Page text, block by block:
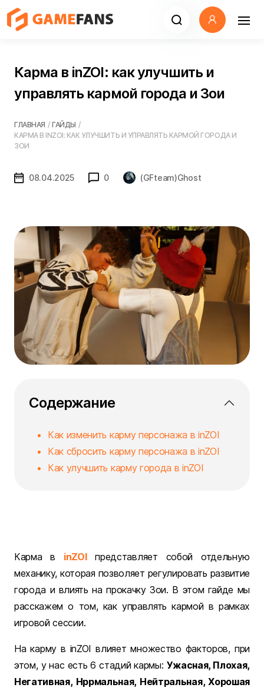
Карма в inZOI: как улучшить и
управлять кармой города и Зои
ГЛАВНАЯ / ГАЙДЫ /
КАРМА В INZOI: КАК УЛУЧШИТЬ И УПРАВЛЯТЬ КАРМОЙ ГОРОДА И
ЗОИ
08.04.2025 0 (GFteam)Ghost
Содержание
Как изменить карму персонажа в inZOI
Как сбросить карму персонажа в inZOI
Как улучшить карму города в inZOI
Карма в inZOIпредставляет собой отдельную
механику, которая позволяет регулировать развитие
города и влиять на прокачку Зои. В этом гайде мы
расскажем о том, как управлять кармой в рамках
игровой сессии.
На карму в inZOI влияет множество факторов, при
этом, у нас есть 6 стадий кармы: Ужасная, Плохая,
Негативная, Нррмальная, Нейтральная, Хорошая